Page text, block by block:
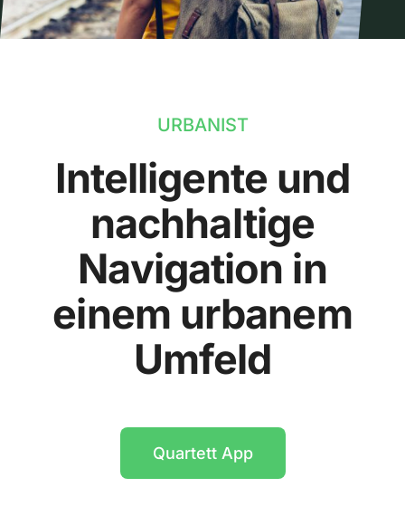
URBANIST
Intelligente und
nachhaltige
Navigation in
einem urbanem
Umfeld
Quartett App